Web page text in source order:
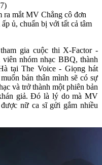
ra mắt MV Chẳng cô đơn
ủ, chuẩn bị với tất cả tâm
gia cuộc thi X-Factor -
nhóm nhạc BBQ, thành
tại The Voice - Giọng hát
bản thân mình sẽ có sự
và trở thành một phiên bản
giả. Đó là lý do mà MV
nữ ca sĩ gửi gắm nhiều